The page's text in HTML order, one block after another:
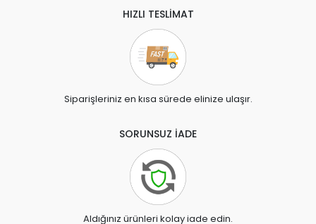
HIZLI TESLİMAT
Siparişleriniz en kısa sürede elinize ulaşır.
SORUNSUZ İADE
Aldığınız ürünleri kolay iade edin.